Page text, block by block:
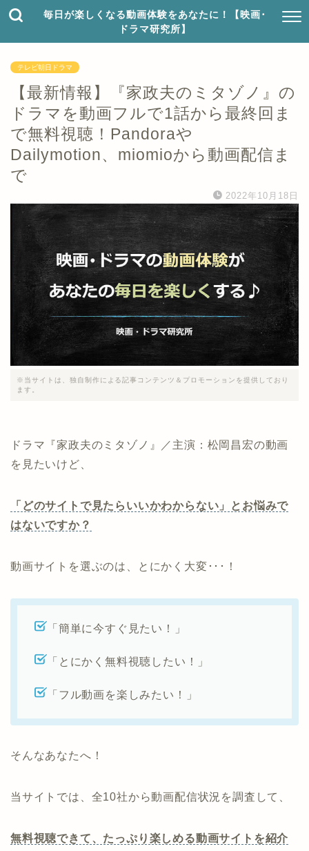
毎日が楽しくなる動画体験をあなたに！【映画･
ドラマ研究所】
テレビ朝日ドラマ
【最新情報】『家政夫のミタゾノ』の
ドラマを動画フルで1話から最終回ま
で無料視聴！Pandoraや
Dailymotion、miomioから動画配信ま
で
2022年10月18日
※当サイトは、独自制作による記事コンテンツ＆プロモーションを提供しており
ます。
ドラマ『家政夫のミタゾノ』／主演：松岡昌宏の動画
を見たいけど、
「どのサイトで見たらいいかわからない」とお悩みで
はないですか？
動画サイトを選ぶのは、とにかく大変･･･！
「簡単に今すぐ見たい！」
「とにかく無料視聴したい！」
「フル動画を楽しみたい！」
そんなあなたへ！
当サイトでは、全10社から動画配信状況を調査して、
無料視聴できて、たっぷり楽しめる動画サイトを紹介